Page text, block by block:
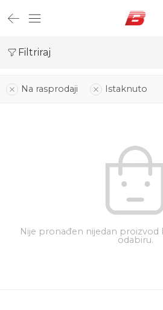
Filtriraj
Na rasprodaji Istaknuto
Nije pronađen nijedan proizvod
odabiru.